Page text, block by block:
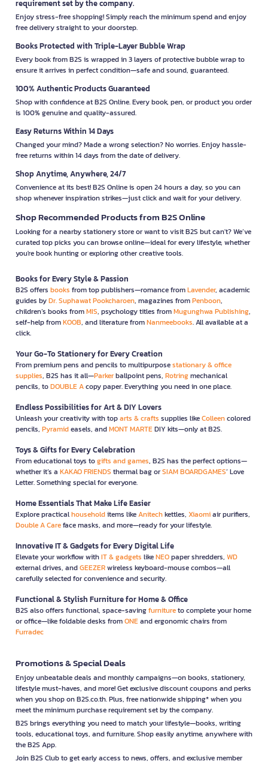
requirement set by the company.
Enjoy stress-free shopping! Simply reach the minimum spend and enjoy
free delivery straight to your doorstep.
Books Protected with Triple-Layer Bubble Wrap
Every book from B2S is wrapped in 3 layers of protective bubble wrap to
ensure it arrives in perfect condition—safe and sound, guaranteed.
100% Authentic Products Guaranteed
Shop with confidence at B2S Online. Every book, pen, or product you order
is 100% genuine and quality-assured.
Easy Returns Within 14 Days
Changed your mind? Made a wrong selection? No worries. Enjoy hassle-
free returns within 14 days from the date of delivery.
Shop Anytime, Anywhere, 24/7
Convenience at its best! B2S Online is open 24 hours a day, so you can
shop whenever inspiration strikes—just click and wait for your delivery.
Shop Recommended Products from B2S Online
Looking for a nearby stationery store or want to visit B2S but can't? We’ve
curated top picks you can browse online—ideal for every lifestyle, whether
you're book hunting or exploring other creative tools.
Books for Every Style & Passion
B2S offers books from top publishers—romance fromLavender, academic
guides byDr. Suphawat Pookcharoen, magazines fromPenboon,
children’s books fromMIS, psychology titles fromMugunghwa Publishing,
self-help fromKOOB, and literature fromNanmeebooks. All available at a
click.
Your Go-To Stationery for Every Creation
From premium pens and pencils to multipurposestationary & office
supplies, B2S has it all—Parkerballpoint pens, Rotringmechanical
pencils, toDOUBLE Acopy paper. Everything you need in one place.
Endless Possibilities for Art & DIY Lovers
Unleash your creativity with toparts & crafts supplies likeColleencolored
pencils, Pyramideasels, andMONT MARTEDIY kits—only at B2S.
Toys & Gifts for Every Celebration
From educational toys togifts and games, B2S has the perfect options—
whether it’s a KAKAO FRIENDS thermal bag orSIAM BOARDGAMES’ Love
Letter. Something special for everyone.
Home Essentials That Make Life Easier
Explore practicalhouseholditems likeAnitechkettles, Xiaomiair purifiers,
Double A Careface masks, and more—ready for your lifestyle.
Innovative IT & Gadgets for Every Digital Life
Elevate your workflow withIT & gadgets likeNEOpaper shredders, WD
external drives, andGEEZERwireless keyboard-mouse combos—all
carefully selected for convenience and security.
Functional & Stylish Furniture for Home & Office
B2S also offers functional, space-savingfurnitureto complete your home
or office—like foldable desks fromONEand ergonomic chairs from
Furradec
Promotions & Special Deals
Enjoy unbeatable deals and monthly campaigns—on books, stationery,
lifestyle must-haves, and more! Get exclusive discount coupons and perks
when you shop on B2S.co.th. Plus, free nationwide shipping* when you
meet the minimum purchase requirement set by the company.
B2S brings everything you need to match your lifestyle—books, writing
tools, educational toys, and furniture. Shop easily anytime, anywhere with
the B2S App.
Join B2S Club to get early access to news, offers, and exclusive member